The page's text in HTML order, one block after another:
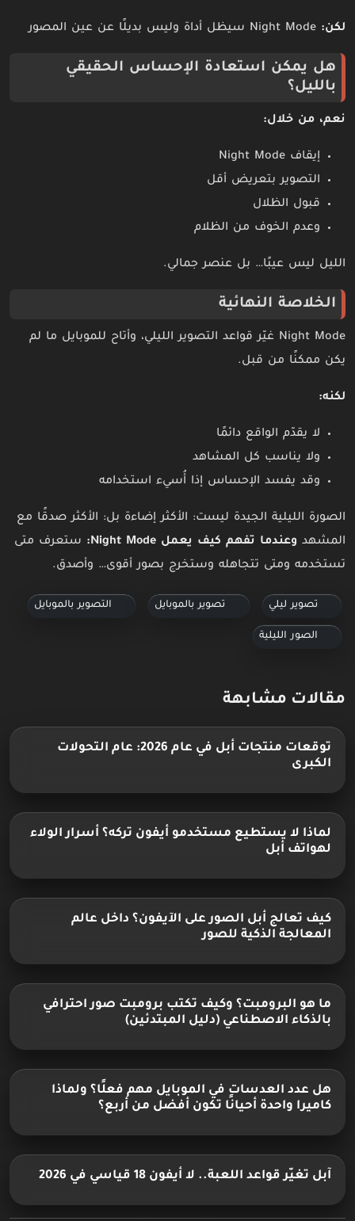
لكن: Night Mode سيظل أداة وليس بديلًا عن عين المصور
هل يمكن استعادة الإحساس الحقيقي
بالليل؟
نعم، من خلال:
إيقاف Night Mode
التصوير بتعريض أقل
قبول الظلال
وعدم الخوف من الظلام
الليل ليس عيبًا… بل عنصر جمالي.
الخلاصة النهائية
Night Mode غيّر قواعد التصوير الليلي، وأتاح للموبايل ما لم
يكن ممكنًا من قبل.
لكنه:
لا يقدّم الواقع دائمًا
ولا يناسب كل المشاهد
وقد يفسد الإحساس إذا أُسيء استخدامه
الصورة الليلية الجيدة ليست: الأكثر إضاءة بل: الأكثر صدقًا مع
المشهد وعندما تفهم كيف يعمل Night Mode:
ستعرف متى
تستخدمه ومتى تتجاهله وستخرج بصور أقوى… وأصدق.
تصوير ليلي تصوير بالموبايل التصوير بالموبايل
الصور الليلية
مقالات مشابهة
توقعات منتجات أبل في عام 2026: عام التحولات
الكبرى
لماذا لا يستطيع مستخدمو أيفون تركه؟ أسرار الولاء
لهواتف أبل
كيف تعالج أبل الصور على الآيفون؟ داخل عالم
المعالجة الذكية للصور
ما هو البرومبت؟ وكيف تكتب برومبت صور احترافي
بالذكاء الاصطناعي (دليل المبتدئين)
هل عدد العدسات في الموبايل مهم فعلًا؟ ولماذا
كاميرا واحدة أحيانًا تكون أفضل من أربع؟
آبل تغيّر قواعد اللعبة.. لا أيفون 18 قياسي في 2026